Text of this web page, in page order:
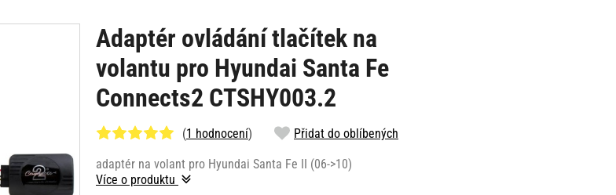
Adaptér ovládání tlačítek na
volantu pro Hyundai Santa Fe
Connects2 CTSHY003.2
(1 hodnocení) Přidat do oblíbených
adaptér na volant pro Hyundai Santa Fe II (06->10)
Více o produktu